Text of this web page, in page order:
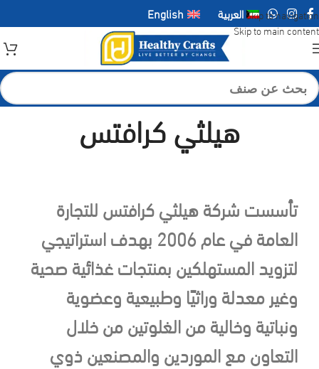
Skip to navigation
Skip to main content
العربية English
هيلثي كرافتس
تأسست شركة هيلثي كرافتس للتجارة
العامة في عام 2006 بهدف استراتيجي
لتزويد المستهلكين بمنتجات غذائية صحية
وغير معدلة وراثيًا وطبيعية وعضوية
ونباتية وخالية من الغلوتين من خلال
التعاون مع الموردين والمصنعين ذوي